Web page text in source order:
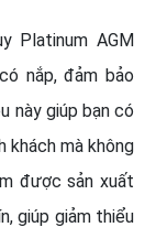
Platinum AGM
nắp, đảm bảo
này giúp bạn có
khách mà không
được sản xuất
giúp giảm thiểu